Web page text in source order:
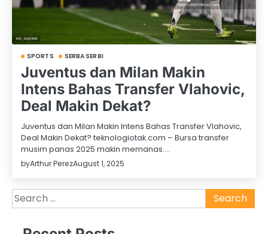
SPORTS SERBA SERBI
Juventus dan Milan Makin
Intens Bahas Transfer Vlahovic,
Deal Makin Dekat?
Juventus dan Milan Makin Intens Bahas Transfer Vlahovic,
Deal Makin Dekat? teknologiotak.com – Bursa transfer
musim panas 2025 makin memanas.…
byArthur PerezAugust 1, 2025
Search
for: